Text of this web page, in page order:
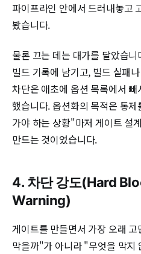
파이프라인 안에서 드러내놓고
봤습니다.
물론 끄는 데는 대가를 달았습
빌드 기록에 남기고, 빌드 실패
차단은 애초에 옵션 목록에서
했습니다. 옵션화의 목적은 통
가야 하는 상황"마저 게이트 설
만드는 것이었습니다.
4. 차단 강도(Hard
Warning)
게이트를 만들면서 가장 오래
막을까"가 아니라 "무엇을 막지